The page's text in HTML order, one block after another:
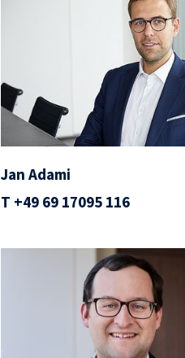
Jan Adami
T +49 69 17095 116